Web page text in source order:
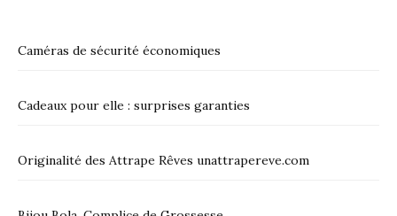
Caméras de sécurité économiques
Cadeaux pour elle : surprises garanties
Originalité des Attrape Rêves unattrapereve.com